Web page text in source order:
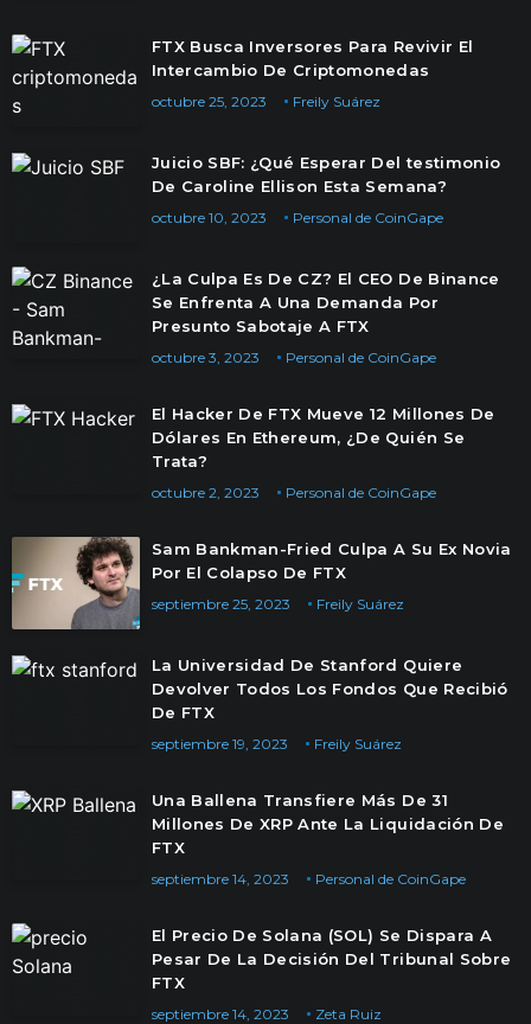
FTX Busca Inversores Para Revivir El
Intercambio De Criptomonedas
Freily Suárez
octubre 25, 2023
Juicio SBF: ¿Qué Esperar Del testimonio
De Caroline Ellison Esta Semana?
Personal de CoinGape
octubre 10, 2023
¿La Culpa Es De CZ? El CEO De Binance
Se Enfrenta A Una Demanda Por
Presunto Sabotaje A FTX
Personal de CoinGape
octubre 3, 2023
El Hacker De FTX Mueve 12 Millones De
Dólares En Ethereum, ¿De Quién Se
Trata?
Personal de CoinGape
octubre 2, 2023
Sam Bankman-Fried Culpa A Su Ex Novia
Por El Colapso De FTX
Freily Suárez
septiembre 25, 2023
La Universidad De Stanford Quiere
Devolver Todos Los Fondos Que Recibió
De FTX
Freily Suárez
septiembre 19, 2023
Una Ballena Transfiere Más De 31
Millones De XRP Ante La Liquidación De
FTX
Personal de CoinGape
septiembre 14, 2023
El Precio De Solana (SOL) Se Dispara A
Pesar De La Decisión Del Tribunal Sobre
FTX
Zeta Ruiz
septiembre 14, 2023